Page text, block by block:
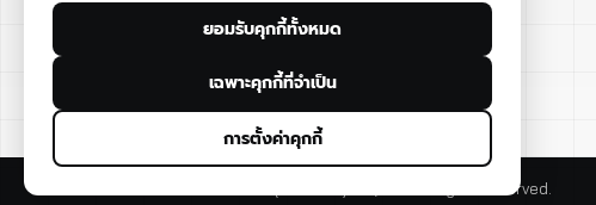
ดูแผนที่
© 2026 CST Instruments (Thailand) Co., Ltd. All rights reserved.
ยอมรับคุกกี้ทั้งหมด
เฉพาะคุกกี้ที่จำเป็น
การตั้งค่าคุกกี้